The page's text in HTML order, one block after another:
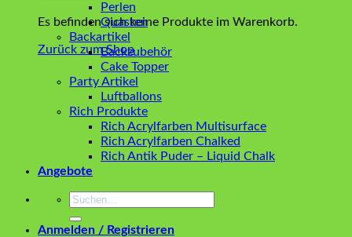
Es befinden sich keine Produkte im Warenkorb.
Zurück zum Shop
Perlen
Quasten
Backartikel
Backzubehör
Cake Topper
Party Artikel
Luftballons
Rich Produkte
Rich Acrylfarben Multisurface
Rich Acrylfarben Chalked
Rich Antik Puder – Liquid Chalk
Angebote
Suchen
Anmelden / Registrieren